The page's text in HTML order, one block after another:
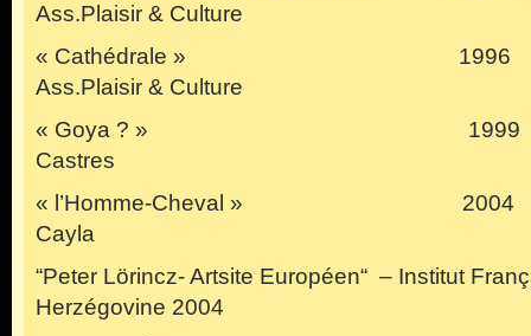
Ass.Plaisir & Culture
« Cathédrale » 1996
Ass.Plaisir & Culture
« Goya ? » 1999 Musée
Castres
« l’Homme-Cheval » 2004
Cayla
“Peter Lörincz- Artsite Européen“ – Institut
Herzégovine 2004